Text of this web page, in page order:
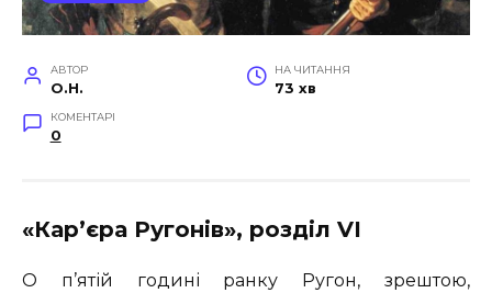
АВТОР
O.H.
НА ЧИТАННЯ
73 хв
КОМЕНТАРІ
0
«Кар’єра Ругонів», розділ VI
О п’ятій годині ранку Ругон, зрештою,